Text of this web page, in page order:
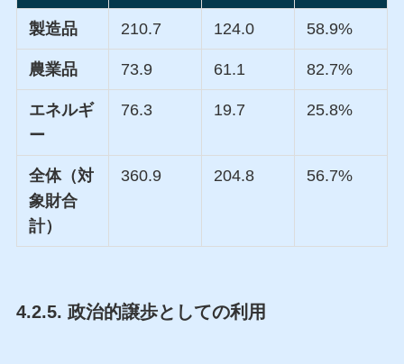
製造品 210.7 124.0 58.9%
農業品 73.9 61.1 82.7%
エネルギ
ー
76.3 19.7 25.8%
全体（対
象財合
計）
360.9 204.8 56.7%
4.2.5. 政治的譲歩としての利用